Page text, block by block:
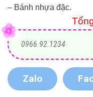
– Bánh nhựa đặc.
0966.92.1234
Zalo